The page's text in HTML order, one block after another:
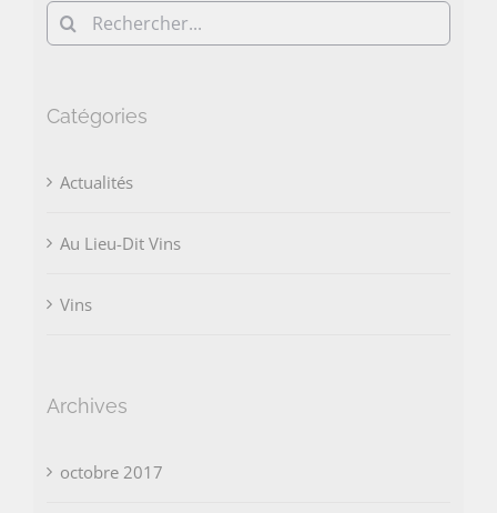
Rechercher:
Catégories
Actualités
Au Lieu-Dit Vins
Vins
Archives
octobre 2017